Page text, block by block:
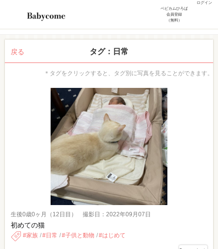
ログイン
ベビカムひろば
会員登録
（無料）
戻る タグ：日常
＊タグをクリックすると、タグ別に写真を見ることができます。
生後0歳0ヶ月（12日目） 撮影日：2022年09月07日
初めての猫
家族 日常 子供と動物 はじめて